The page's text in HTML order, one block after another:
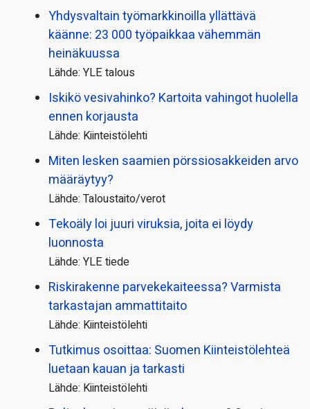
Yhdysvaltain työmarkkinoilla yllättävä
käänne: 23 000 työpaikkaa vähemmän
heinäkuussa
Lähde: YLE talous
Iskikö vesivahinko? Kartoita vahingot huolella
ennen korjausta
Lähde: Kiinteistölehti
Miten lesken saamien pörssi­osakkeiden arvo
määräytyy?
Lähde: Taloustaito/verot
Tekoäly loi juuri viruksia, joita ei löydy
luonnosta
Lähde: YLE tiede
Riskirakenne parvekekaiteessa? Varmista
tarkastajan ammattitaito
Lähde: Kiinteistölehti
Tutkimus osoittaa: Suomen Kiinteistölehteä
luetaan kauan ja tarkasti
Lähde: Kiinteistölehti